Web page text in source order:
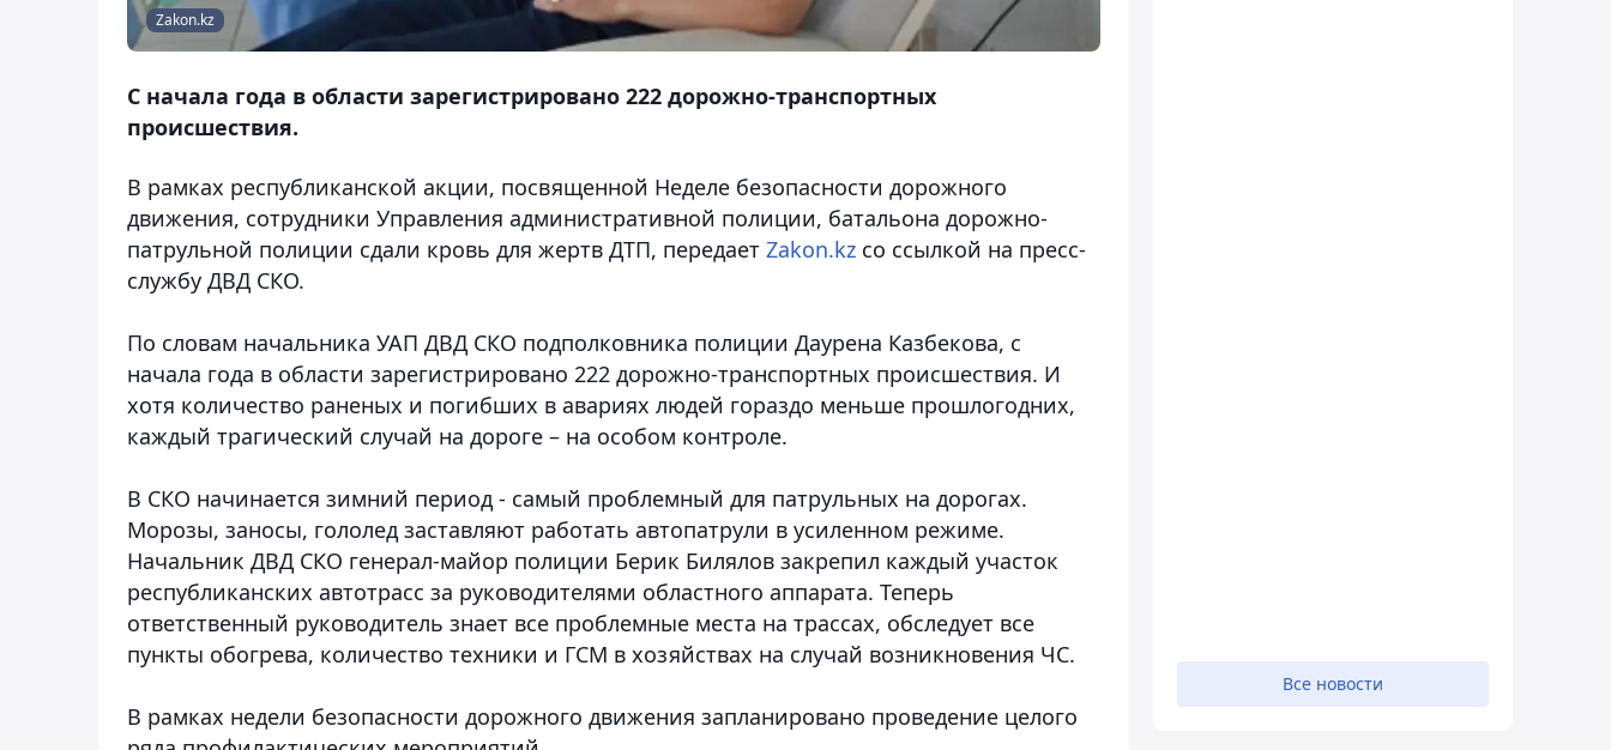
Zakon.kz
С начала года в области зарегистрировано 222 дорожно-транспортных
происшествия.
В рамках республиканской акции, посвященной Неделе безопасности дорожного
движения, сотрудники Управления административной полиции, батальона дорожно-
патрульной полиции сдали кровь для жертв ДТП, передает Zakon.kz со ссылкой на пресс-
службу ДВД СКО.
По словам начальника УАП ДВД СКО подполковника полиции Даурена Казбекова, с
начала года в области зарегистрировано 222 дорожно-транспортных происшествия. И
хотя количество раненых и погибших в авариях людей гораздо меньше прошлогодних,
каждый трагический случай на дороге – на особом контроле.
В СКО начинается зимний период - самый проблемный для патрульных на дорогах.
Морозы, заносы, гололед заставляют работать автопатрули в усиленном режиме.
Начальник ДВД СКО генерал-майор полиции Берик Билялов закрепил каждый участок
республиканских автотрасс за руководителями областного аппарата. Теперь
ответственный руководитель знает все проблемные места на трассах, обследует все
пункты обогрева, количество техники и ГСМ в хозяйствах на случай возникновения ЧС.
В рамках недели безопасности дорожного движения запланировано проведение целого
Все новости